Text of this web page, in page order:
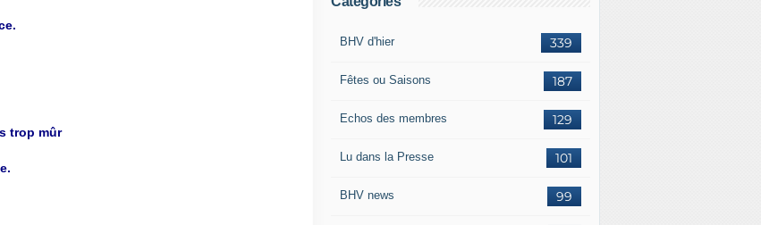
trop mûr
339
BHV d'hier
187
Fêtes ou Saisons
129
Echos des membres
101
Lu dans la Presse
99
BHV news